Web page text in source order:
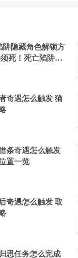
阱隐藏角色解锁方
死！死亡陷阱中
奇遇怎么触发 猫
条奇遇怎么触发
置一览
奇遇怎么触发 取
思任务怎么完成